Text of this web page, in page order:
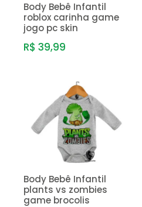
Body Bebê Infantil
roblox carinha game
jogo pc skin
R$ 39,99
Body Bebê Infantil
plants vs zombies
game brocolis